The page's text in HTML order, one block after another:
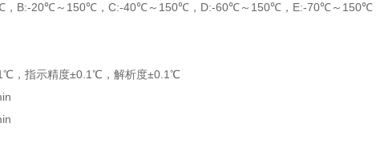
，B:-20℃～150℃，C:-40℃～150℃，D:-60℃～150℃，E:-70℃～150℃
，指示精度±0.1℃，解析度±0.1℃